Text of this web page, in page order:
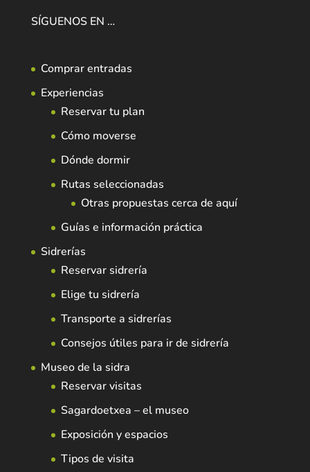
SÍGUENOS EN …
Comprar entradas
Experiencias
Reservar tu plan
Cómo moverse
Dónde dormir
Rutas seleccionadas
Otras propuestas cerca de aquí
Guías e información práctica
Sidrerías
Reservar sidrería
Elige tu sidrería
Transporte a sidrerías
Consejos útiles para ir de sidrería
Museo de la sidra
Reservar visitas
Sagardoetxea – el museo
Exposición y espacios
Tipos de visita